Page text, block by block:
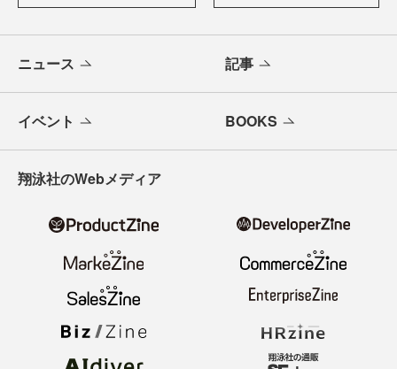
ニュース 記事
イベント BOOKS
翔泳社のWebメディア